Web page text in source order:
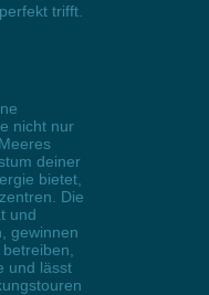
trifft.
nicht nur
deiner
bietet,
Die
und
gewinnen
und lässt